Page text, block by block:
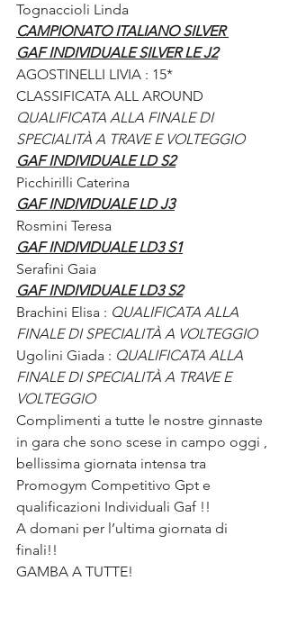
Tognaccioli Linda
CAMPIONATO ITALIANO SILVER
GAF INDIVIDUALE SILVER LE J2
AGOSTINELLI LIVIA : 15*
CLASSIFICATA ALL AROUND
QUALIFICATA ALLA FINALE DI
SPECIALITÀ A TRAVE E VOLTEGGIO
GAF INDIVIDUALE LD S2
Picchirilli Caterina
GAF INDIVIDUALE LD J3
Rosmini Teresa
GAF INDIVIDUALE LD3 S1
Serafini Gaia
GAF INDIVIDUALE LD3 S2
Brachini Elisa : QUALIFICATA ALLA
FINALE DI SPECIALITÀ A VOLTEGGIO
Ugolini Giada : QUALIFICATA ALLA
FINALE DI SPECIALITÀ A TRAVE E
VOLTEGGIO
Complimenti a tutte le nostre ginnaste
in gara che sono scese in campo oggi ,
bellissima giornata intensa tra
Promogym Competitivo Gpt e
qualificazioni Individuali Gaf !!
A domani per l’ultima giornata di
finali!!
GAMBA A TUTTE!